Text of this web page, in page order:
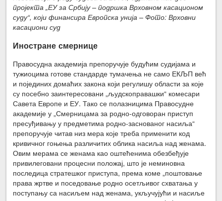
пројекта „ЕУ за Србију – подршка Врховном касационом
суду“, који финансира Европска унија – Фото: Врховни
касациони суд
Иностране смернице
Правосудна академија препоручује будућим судијама и
тужиоцима готове стандарде тумачења не само ЕКЉП већ
и појединих домаћих закона који регулишу области за које
су посебно заинтересовани „људскоправашки“ комесари
Савета Европе и ЕУ. Тако се полазницима Правосудне
академије у „Смерницама за родно-одговоран приступ
пресуђивању у предметима родно-заснованог насиља“
препоручује читав низ мера које треба применити код
кривичног гоњења различитих облика насиља над женама.
Овим мерама се женама као оштећенима обезбеђује
привилеговани процесни положај, што је неминовна
последица стратешког приступа, према коме „поштовање
права жртве и поседовање родно осетљивог схватања у
поступању са насиљем над женама, укључујући и насиље